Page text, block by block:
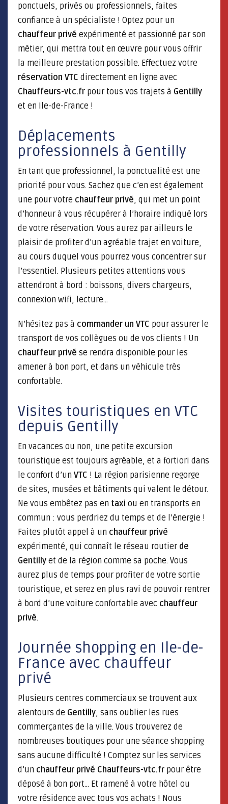
ponctuels, privés ou professionnels, faites
confiance à un spécialiste ! Optez pour un
chauffeur privé expérimenté et passionné par son
métier, qui mettra tout en œuvre pour vous offrir
la meilleure prestation possible. Effectuez votre
réservation VTC directement en ligne avec
Chauffeurs-vtc.fr pour tous vos trajets à Gentilly
et en Ile-de-France !
Déplacements
professionnels à Gentilly
En tant que professionnel, la ponctualité est une
priorité pour vous. Sachez que c’en est également
une pour votre chauffeur privé, qui met un point
d’honneur à vous récupérer à l’horaire indiqué lors
de votre réservation. Vous aurez par ailleurs le
plaisir de profiter d’un agréable trajet en voiture,
au cours duquel vous pourrez vous concentrer sur
l’essentiel. Plusieurs petites attentions vous
attendront à bord : boissons, divers chargeurs,
connexion wifi, lecture…
N’hésitez pas à commander un VTC pour assurer le
transport de vos collègues ou de vos clients ! Un
chauffeur privé se rendra disponible pour les
amener à bon port, et dans un véhicule très
confortable.
Visites touristiques en VTC
depuis Gentilly
En vacances ou non, une petite excursion
touristique est toujours agréable, et a fortiori dans
le confort d’un VTC ! La région parisienne regorge
de sites, musées et bâtiments qui valent le détour.
Ne vous embêtez pas en taxi ou en transports en
commun : vous perdriez du temps et de l’énergie !
Faites plutôt appel à un chauffeur privé
expérimenté, qui connaît le réseau routier de
Gentilly et de la région comme sa poche. Vous
aurez plus de temps pour profiter de votre sortie
touristique, et serez en plus ravi de pouvoir rentrer
à bord d’une voiture confortable avec chauffeur
privé.
Journée shopping en Ile-de-
France avec chauffeur
privé
Plusieurs centres commerciaux se trouvent aux
alentours de Gentilly, sans oublier les rues
commerçantes de la ville. Vous trouverez de
nombreuses boutiques pour une séance shopping
sans aucune difficulté ! Comptez sur les services
d’un chauffeur privé Chauffeurs-vtc.fr pour être
déposé à bon port… Et ramené à votre hôtel ou
votre résidence avec tous vos achats ! Nous